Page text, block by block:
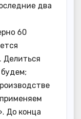
два
60
Делиться
До конца